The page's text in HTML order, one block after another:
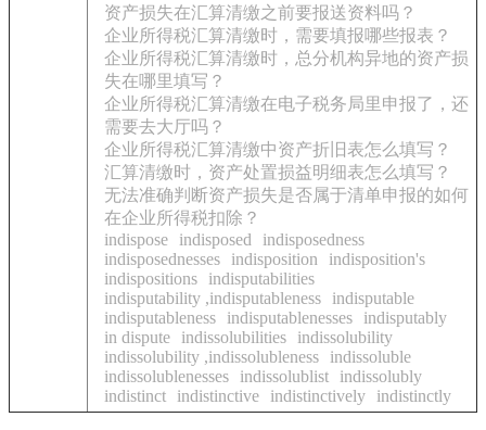
资产损失在汇算清缴之前要报送资料吗？
企业所得税汇算清缴时，需要填报哪些报表？
企业所得税汇算清缴时，总分机构异地的资产损
失在哪里填写？
企业所得税汇算清缴在电子税务局里申报了，还
需要去大厅吗？
企业所得税汇算清缴中资产折旧表怎么填写？
汇算清缴时，资产处置损益明细表怎么填写？
无法准确判断资产损失是否属于清单申报的如何
在企业所得税扣除？
indispose
indisposed
indisposedness
indisposednesses
indisposition
indisposition's
indispositions
indisputabilities
indisputability ,indisputableness
indisputable
indisputableness
indisputablenesses
indisputably
in dispute
indissolubilities
indissolubility
indissolubility ,indissolubleness
indissoluble
indissolublenesses
indissolublist
indissolubly
indistinct
indistinctive indistinctively indistinctly